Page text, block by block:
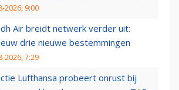
2026, 9:00
Air breidt netwerk verder uit:
drie nieuwe bestemmingen
2026, 7:29
Lufthansa probeert onrust bij